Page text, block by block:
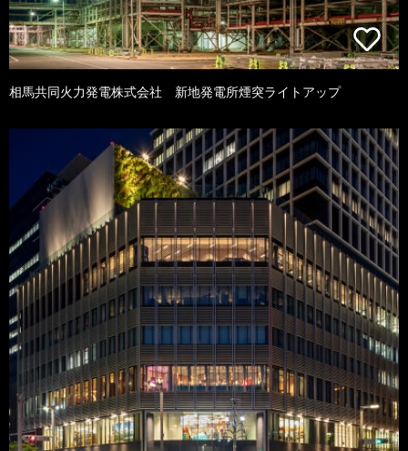
相馬共同火力発電株式会社 新地発電所煙突ライトアップ